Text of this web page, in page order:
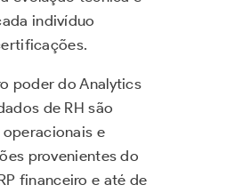
indivíduo
poder do Analytics
de RH são
e
provenientes do
financeiro e até de